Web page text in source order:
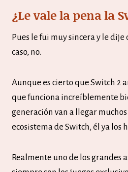
¿Le vale la pena la
Pues le fui muy sincera y le dije
caso, no.
Aunque es cierto que Switch 2
que funciona increíblemente
generación van a llegar
ecosistema de Switch, él ya los
Realmente uno de los grandes